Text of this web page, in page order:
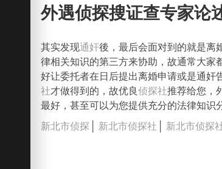
外遇侦探搜证查专家论
其实发现通奸後，最后会面对到的就是离
律相关知识的第三方来协助，故通常大家
好让委托者在日后提出离婚申请或是通奸
社才做得到的，故优良侦探社推荐给您，
最好，甚至可以为您提供充分的法律知识
新北市侦探
新北市侦探社 新北市侦探